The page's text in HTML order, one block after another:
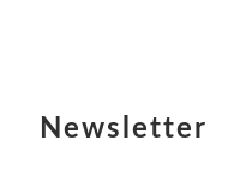
Newsletter